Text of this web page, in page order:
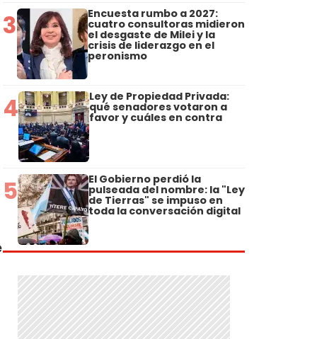
3 Encuesta rumbo a 2027:
cuatro consultoras midieron
el desgaste de Milei y la
crisis de liderazgo en el
peronismo
4 Ley de Propiedad Privada:
qué senadores votaron a
favor y cuáles en contra
5 El Gobierno perdió la
pulseada del nombre: la "Ley
de Tierras" se impuso en
toda la conversación digital